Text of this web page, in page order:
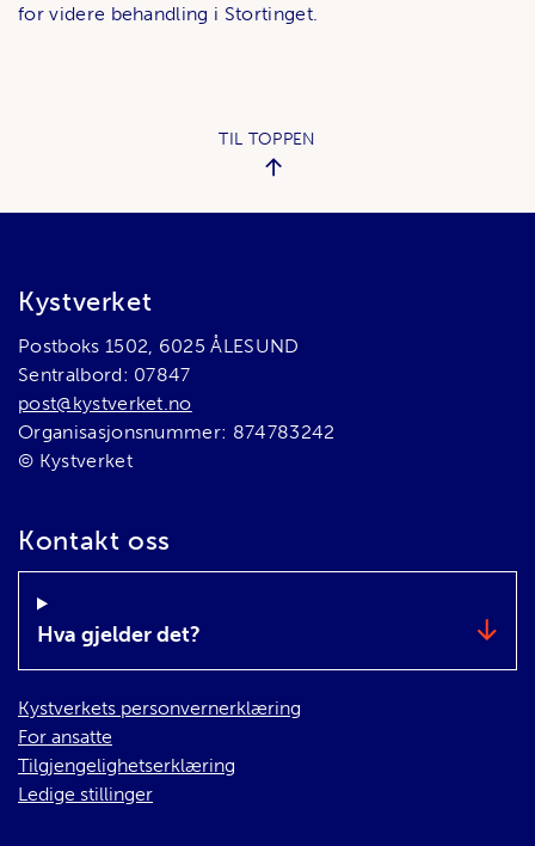
for videre behandling i Stortinget.
TIL TOPPEN
Bunnområde
Kystverket
Postboks 1502, 6025 ÅLESUND
Sentralbord: 07847
post@kystverket.no
Organisasjonsnummer: 874783242
© Kystverket
Kontakt oss
Hva gjelder det?
Kystverkets personvernerklæring
For ansatte
Tilgjengelighetserklæring
Ledige stillinger